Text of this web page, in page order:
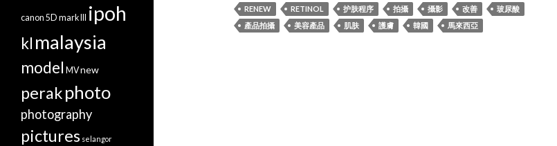
RENEW
RETINOL 护肤程序 拍攝 攝影 改善
玻尿酸
產品拍攝
美容產品 肌肤 護膚 韓國 馬來西亞
canon 5D mark III ipoh
kl malaysia
model MVnew
perakphoto
photography
pictures selangor